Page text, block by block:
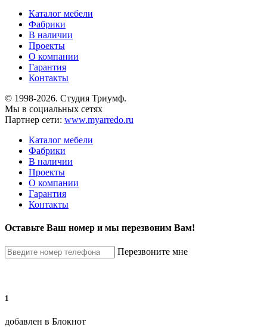
Каталог мебели
Фабрики
В наличии
Проекты
О компании
Гарантия
Контакты
© 1998-2026. Студия Триумф.
Мы в социальных сетях
Партнер сети: www.myarredo.ru
Каталог мебели
Фабрики
В наличии
Проекты
О компании
Гарантия
Контакты
Оставьте Ваш номер и мы перезвоним Вам!
Перезвоните мне
1
добавлен в Блокнот